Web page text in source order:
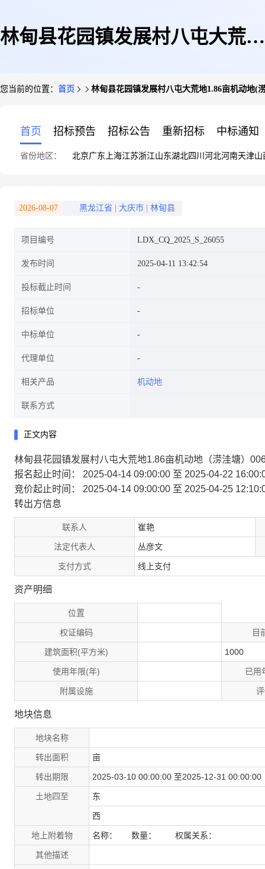
林甸县花园镇发展村八屯大荒地
您当前的位置： 首页 林甸县花园镇发展村八屯大荒地1.86亩机动地(
首页 招标预告 招标公告 重新招标 中标通知
省份地区： 北京广东 上海江苏浙江山东湖北四川 河北河南天津山
2026-08-07 黑龙江省 大庆市 林甸县
项目编号 LDX_CQ_2025_S_26055
发布时间 2025-04-11 13:42:54
投标截止时间
招标单位
中标单位
代理单位
相关产品 机动地
联系方式
正文内容
林甸县花园镇发展村八屯大荒地1.86亩机动地（涝洼塘）
报名起止时间：
2025-04-14 09:00:00 至 2025-04-22
竞价起止时间：
2025-04-14 09:00:00 至 2025-04-25
转出方信息
联系人 崔艳
法定代表人 丛彦文
支付方式 线上支付
资产明细
位置
权证编码 目
建筑面积(平方米) 1000
使用年限(年) 已用
附属设施
地块信息
地块名称
转出面积 亩
转出期限 2025-03-10 00:00:00 至2025-12-31 00:00:00
土地四至 东
西
地上附着物 名称： 数量： 权属关系：
其他描述